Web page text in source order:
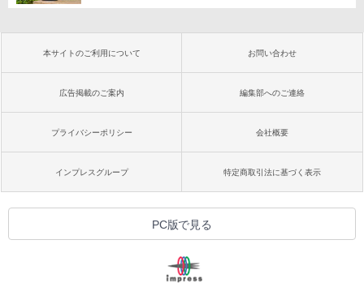
本サイトのご利用について お問い合わせ
広告掲載のご案内 編集部へのご連絡
プライバシーポリシー 会社概要
インプレスグループ 特定商取引法に基づく表示
PC版で見る